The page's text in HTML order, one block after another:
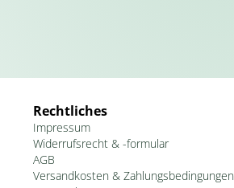
Rechtliches
Impressum
Widerrufsrecht & -formular
AGB
Versandkosten & Zahlungsbedingungen